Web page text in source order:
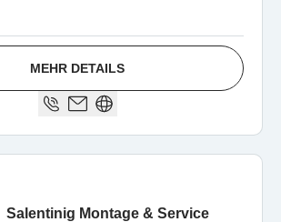
MEHR DETAILS
Salentinig Montage & Service